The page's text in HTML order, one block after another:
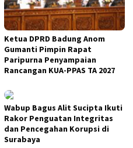
Ketua DPRD Badung Anom
Gumanti Pimpin Rapat
Paripurna Penyampaian
Rancangan KUA-PPAS TA 2027
Wabup Bagus Alit Sucipta Ikuti
Rakor Penguatan Integritas
dan Pencegahan Korupsi di
Surabaya